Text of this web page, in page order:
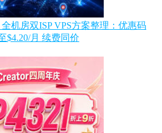
机房双ISP VPS方案整理：优惠码
$4.20/月 续费同价